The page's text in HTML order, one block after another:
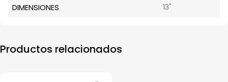
DIMENSIONES 13"
Productos relacionados